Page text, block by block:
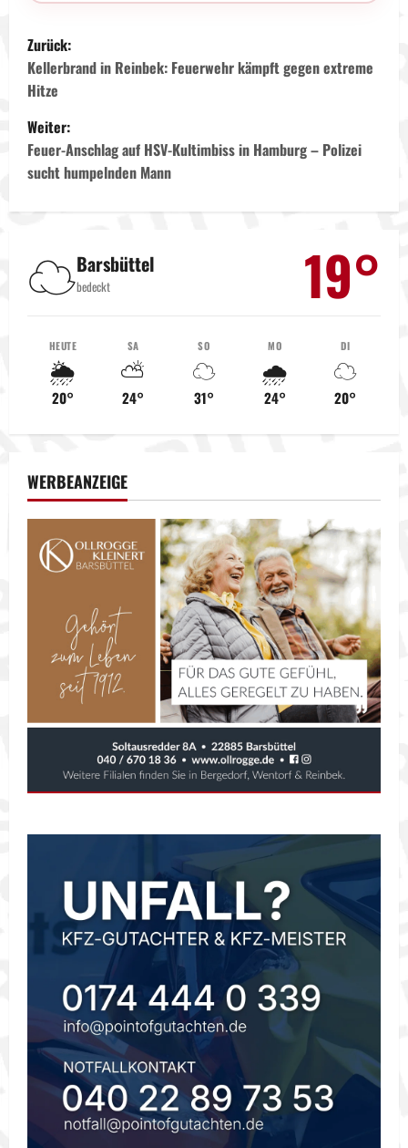
B
e
i
t
r
g
s
g
Zurück:
Kellerbrand in Reinbek: Feuerwehr kämpft gegen extreme
Hitze
Weiter:
Feuer-Anschlag auf HSV-Kultimbiss in Hamburg – Polizei
sucht humpelnden Mann
☁️Barsbüttel
bedeckt 19°
HEUTE
🌦️
20°
SA
⛅
24°
SO
☁️
31°
MO
🌧️
24°
DI
☁️
20°
WERBEANZEIGE